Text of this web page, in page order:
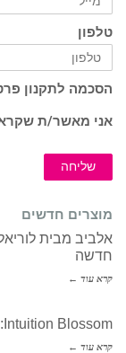
טלפון
הסכמה לתקנון
אני מאשר/ת
שליחה
מוצרים חדשים
אלביב מבית
חדשה
קרא עוד ←
Blossom
קרא עוד ←